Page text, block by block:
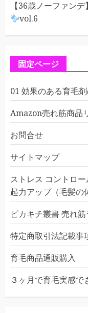
【36歳ノーファン
vol.6
固定ページ
01 効果のある育毛
Amazon売れ筋商品
お問合せ
サイトマップ
ストレス コントロ
起力アップ（毛髪の
ピカキチ叢書 売れ
特定商取引法記載事
育毛商品通販購入
３ヶ月で育毛実感で